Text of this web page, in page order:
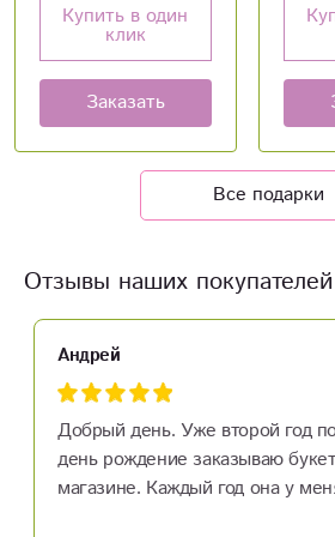
Купить в один
клик
Заказать
Все подарки
Отзывы наших покупателей
Андрей
Добрый день. Уже второй год
день рождение заказываю
магазине. Каждый год она у